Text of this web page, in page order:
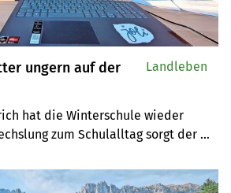
ungern auf der
hat die Winterschule wieder
zum Schulalltag sorgt der
Landleben